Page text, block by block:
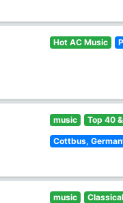
Hot AC Music
music Top 40
Cottbus,
music